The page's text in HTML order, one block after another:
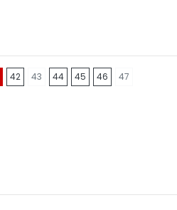
42 43 44 45 46 47